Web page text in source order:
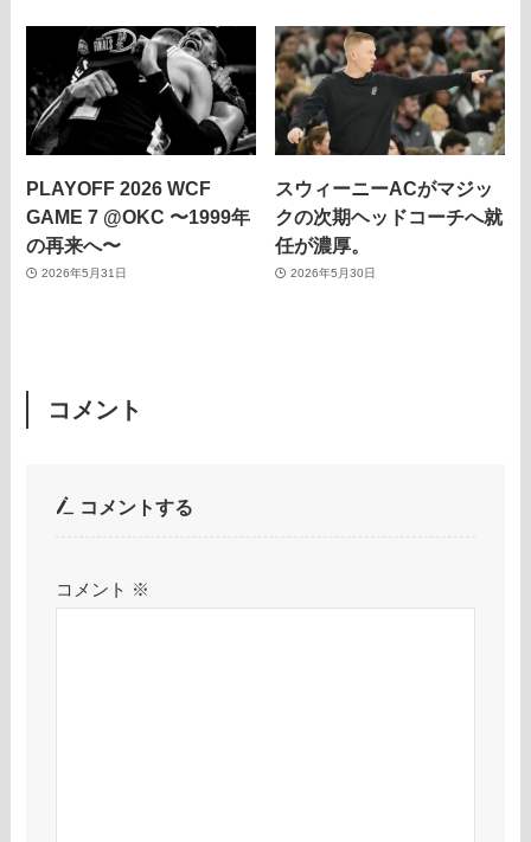
PLAYOFF 2026 WCF
GAME 7 @OKC 〜1999年
の再来へ〜
2026年5月31日
スウィーニーACがマジッ
クの次期ヘッドコーチへ就
任が濃厚。
2026年5月30日
コメント
コメントする
コメント ※